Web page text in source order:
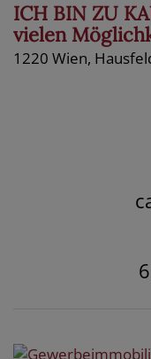
ICH BIN ZU
vielen
1220 Wien,